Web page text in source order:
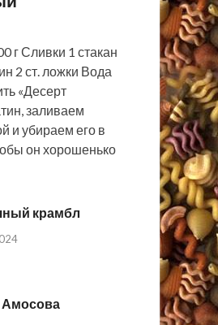
г Сливки 1 стакан
2 ст. ложки Вода
«Десерт
заливаем
и убираем его в
он хорошенько
крамбл
Амосова